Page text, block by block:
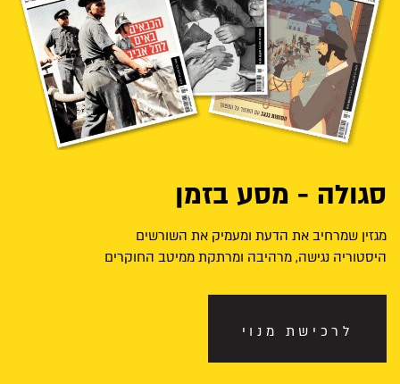
סגולה - מסע בזמן
מגזין שמרחיב את הדעת ומעמיק את השורשים
היסטוריה נגישה, מרהיבה ומרתקת ממיטב החוקרים
לרכישת מנוי